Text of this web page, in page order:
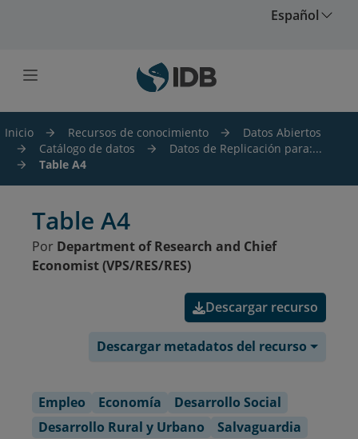
Español
Inicio Recursos de conocimiento
Datos Abiertos
Catálogo de datos
Datos de Replicación para:...
Table A4
Table A4
Por Department of Research and Chief
Economist (VPS/RES/RES)
Descargar recurso
Descargar metadatos del recurso
Empleo Economía
Desarrollo Social
Desarrollo Rural y Urbano
Salvaguardia